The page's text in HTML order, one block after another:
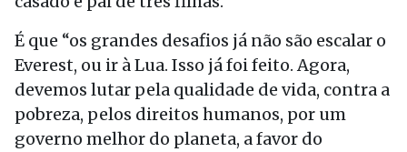
É que “os grandes desafios já não são escalar o
Everest, ou ir à Lua. Isso já foi feito. Agora,
devemos lutar pela qualidade de vida, contra a
pobreza, pelos direitos humanos, por um
governo melhor do planeta, a favor do